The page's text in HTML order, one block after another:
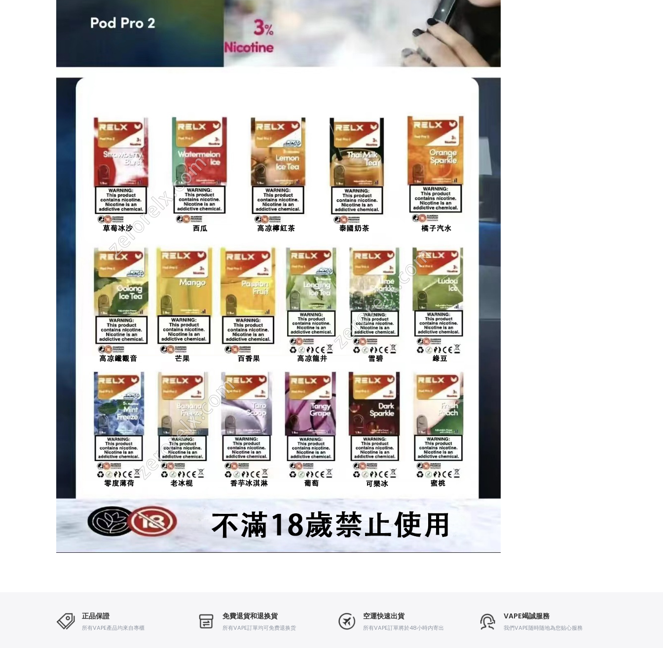
正品保證
所有VAPE產品均來自專櫃
免費退貨和退换貨
所有VAPE訂單均可免费退换货
空運快速出貨
所有VAPE訂單將於48小時内寄出
VAPE竭誠服務
我們VAPE随時随地為您贴心服務